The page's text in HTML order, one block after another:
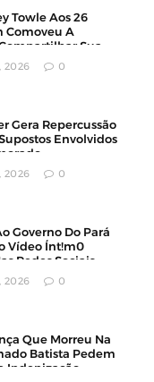
Towle Aos 26
Comoveu A
Sua
Câncer
2026 0
Gera Repercussão
Envolvidos
2026 0
Governo Do Pará
Vídeo Ínt!m0
Redes Sociais
2026 0
Que Morreu Na
Batista Pedem
Indenização